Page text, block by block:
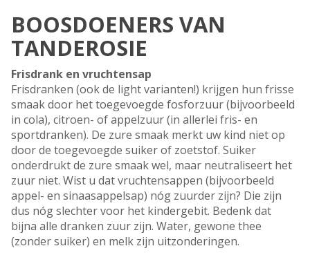
BOOSDOENERS VAN
TANDEROSIE
Frisdrank en vruchtensap
Frisdranken (ook de light varianten!) krijgen hun frisse
smaak door het toegevoegde fosforzuur (bijvoorbeeld
in cola), citroen- of appelzuur (in allerlei fris- en
sportdranken). De zure smaak merkt uw kind niet op
door de toegevoegde suiker of zoetstof. Suiker
onderdrukt de zure smaak wel, maar neutraliseert het
zuur niet. Wist u dat vruchtensappen (bijvoorbeeld
appel- en sinaasappelsap) nóg zuurder zijn? Die zijn
dus nóg slechter voor het kindergebit. Bedenk dat
bijna alle dranken zuur zijn. Water, gewone thee
(zonder suiker) en melk zijn uitzonderingen.